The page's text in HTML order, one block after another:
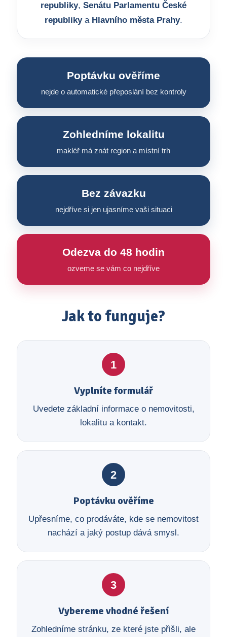
republiky, Senátu Parlamentu České
republikya Hlavního města Prahy.
Poptávku ověříme
nejde o automatické přeposlání bez kontroly
Zohledníme lokalitu
makléř má znát region a místní trh
Bez závazku
nejdříve si jen ujasníme vaši situaci
Odezva do 48 hodin
ozveme se vám co nejdříve
Jak to funguje?
1
Vyplníte formulář
Uvedete základní informace o nemovitosti,
lokalitu a kontakt.
2
Poptávku ověříme
Upřesníme, co prodáváte, kde se nemovitost
nachází a jaký postup dává smysl.
3
Vybereme vhodné řešení
Zohledníme stránku, ze které jste přišli, ale